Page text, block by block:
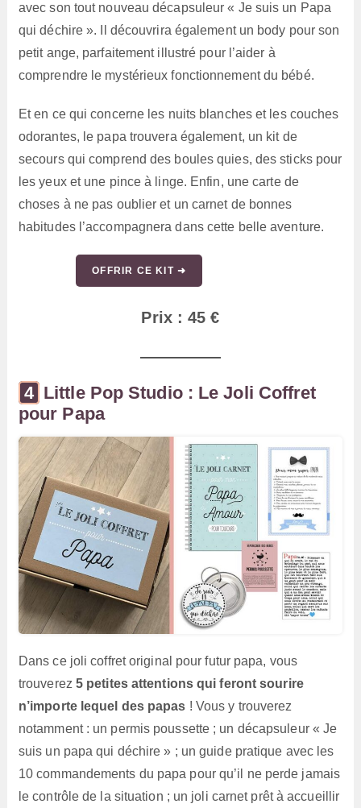
avec son tout nouveau décapsuleur « Je suis un Papa
qui déchire ». Il découvrira également un body pour son
petit ange, parfaitement illustré pour l’aider à
comprendre le mystérieux fonctionnement du bébé.
Et en ce qui concerne les nuits blanches et les couches
odorantes, le papa trouvera également, un kit de
secours qui comprend des boules quies, des sticks pour
les yeux et une pince à linge. Enfin, une carte de
choses à ne pas oublier et un carnet de bonnes
habitudes l’accompagnera dans cette belle aventure.
OFFRIR CE KIT ➜
Prix : 45 €
Little Pop Studio : Le Joli Coffret
pour Papa
Dans ce joli coffret original pour futur papa, vous
trouverez 5 petites attentions qui feront sourire
n’importe lequel des papas ! Vous y trouverez
notamment : un permis poussette ; un décapsuleur « Je
suis un papa qui déchire » ; un guide pratique avec les
10 commandements du papa pour qu’il ne perde jamais
le contrôle de la situation ; un joli carnet prêt à accueillir